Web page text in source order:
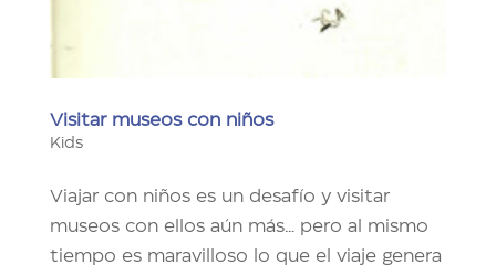
Visitar museos con niños
Kids
Viajar con niños es un desafío y visitar
museos con ellos aún más… pero al mismo
tiempo es maravilloso lo que el viaje genera